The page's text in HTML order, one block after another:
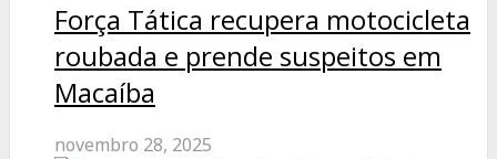
Força Tática recupera motocicleta
roubada e prende suspeitos em
Macaíba
novembro 28, 2025